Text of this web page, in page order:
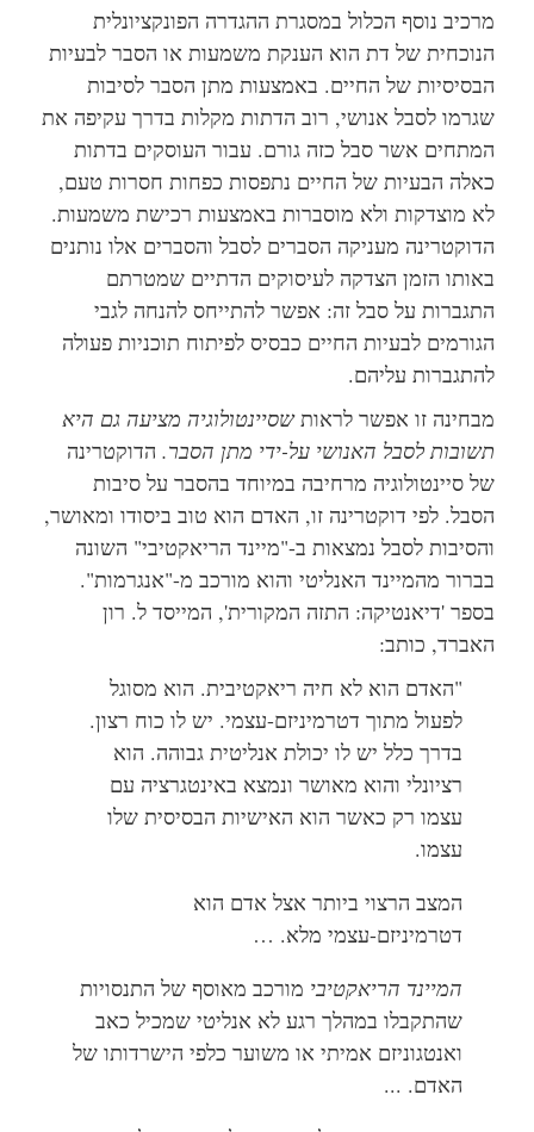
מרכיב נוסף הכלול במסגרת ההגדרה הפונקציונלית
הנוכחית של דת הוא הענקת משמעות או הסבר לבעיות
הבסיסיות של החיים. באמצעות מתן הסבר לסיבות
שגרמו לסבל אנושי, רוב הדתות מקלות בדרך עקיפה את
המתחים אשר סבל כזה גורם. עבור העוסקים בדתות
כאלה הבעיות של החיים נתפסות כפחות חסרות טעם,
לא מוצדקות ולא מוסברות באמצעות רכישת משמעות.
הדוקטרינה מעניקה הסברים לסבל והסברים אלו נותנים
באותו הזמן הצדקה לעיסוקים הדתיים שמטרתם
התגברות על סבל זה: אפשר להתייחס להנחה לגבי
הגורמים לבעיות החיים כבסיס לפיתוח תוכניות פעולה
להתגברות עליהם.
מבחינה זו אפשר לראותשסיינטולוגיה מציעה גם היא
תשובות לסבל האנושי על-ידי מתן הסבר.הדוקטרינה
של סיינטולוגיה מרחיבה במיוחד בהסבר על סיבות
הסבל. לפי דוקטרינה זו, האדם הוא טוב ביסודו ומאושר,
והסיבות לסבל נמצאות ב-"מיינד הריאקטיבי" השונה
בברור מהמיינד האנליטי והוא מורכב מ-"אנגרמות".
בספר 'דיאנטיקה: התזה המקורית', המייסד ל. רון
האברד, כותב:
"האדם הוא לא חיה ריאקטיבית. הוא מסוגל
לפעול מתוך דטרמיניזם-עצמי. יש לו כוח רצון.
בדרך כלל יש לו יכולת אנליטית גבוהה. הוא
רציונלי והוא מאושר ונמצא באינטגרציה עם
עצמו רק כאשר הוא האישיות הבסיסית שלו
עצמו.
המצב הרצוי ביותר אצל אדם הוא
דטרמיניזם-עצמי מלא. …
המיינד הריאקטיבימורכב מאוסף של התנסויות
שהתקבלו במהלך רגע לא אנליטי שמכיל כאב
ואנטגוניזם אמיתי או משוער כלפי הישרדותו של
האדם. ...